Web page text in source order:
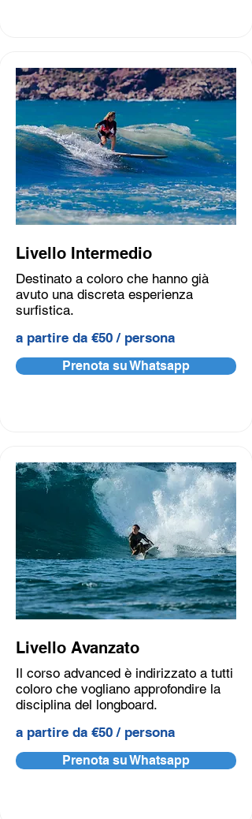
Livello Intermedio
Destinato a coloro che hanno già
avuto una discreta esperienza
surfistica.
a partire da €50 / persona
Prenota su Whatsapp
Livello Avanzato
Il corso advanced è indirizzato a tutti
coloro che vogliano approfondire la
disciplina del longboard.
a partire da €50 / persona
Prenota su Whatsapp